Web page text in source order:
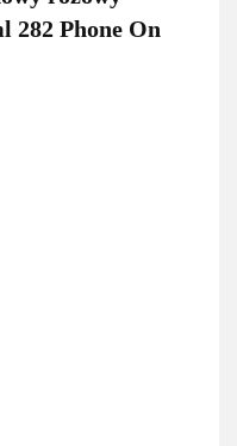
282 Phone On